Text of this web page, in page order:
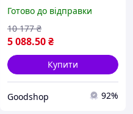
отворів під стовпи,
фундамент і посадку
дерев
Готово до відправки
5 088.50₴
10 177 ₴
Купити
Goodshop 92%